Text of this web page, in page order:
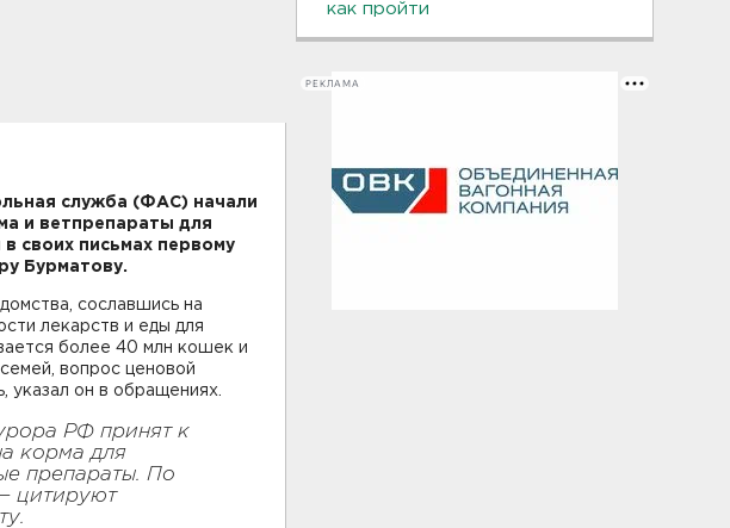
служба (ФАС) начали
и ветпрепараты для
своих письмах первому
Бурматову.
сославшись на
лекарств и еды для
более 40 млн кошек и
вопрос ценовой
указал он в обращениях.
РФ принят к
корма для
препараты. По
цитируют
как пройти
РЕКЛАМА